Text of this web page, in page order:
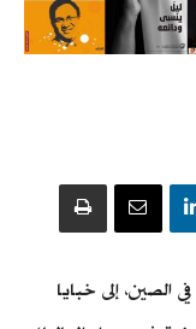
الصين، إلى خبايا